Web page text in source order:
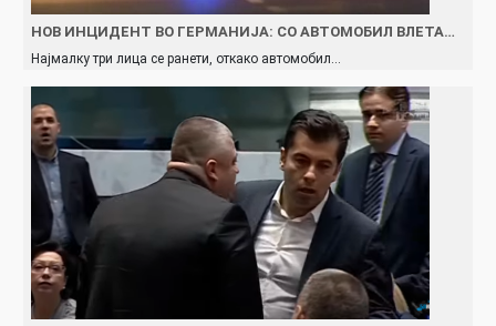
НОВ ИНЦИДЕНТ ВО ГЕРМАНИЈА: СО АВТОМОБИЛ ВЛЕТА…
Најмалку три лица се ранети, откако автомобил…